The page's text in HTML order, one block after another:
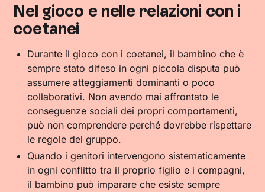
Nel gioco e nelle relazioni con i
coetanei
Durante il gioco con i coetanei, il bambino che è
sempre stato difeso in ogni piccola disputa può
assumere atteggiamenti dominanti o poco
collaborativi. Non avendo mai affrontato le
conseguenze sociali dei propri comportamenti,
può non comprendere perché dovrebbe rispettare
le regole del gruppo.
Quando i genitori intervengono sistematicamente
in ogni conflitto tra il proprio figlio e i compagni,
il bambino può imparare che esiste sempre